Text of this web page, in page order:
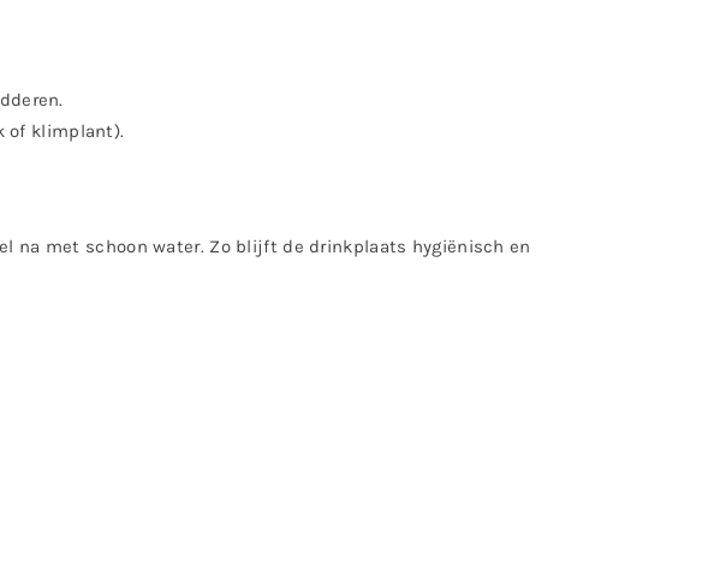
of klimplant).
na met schoon water. Zo blijft de drinkplaats hygiënisch en